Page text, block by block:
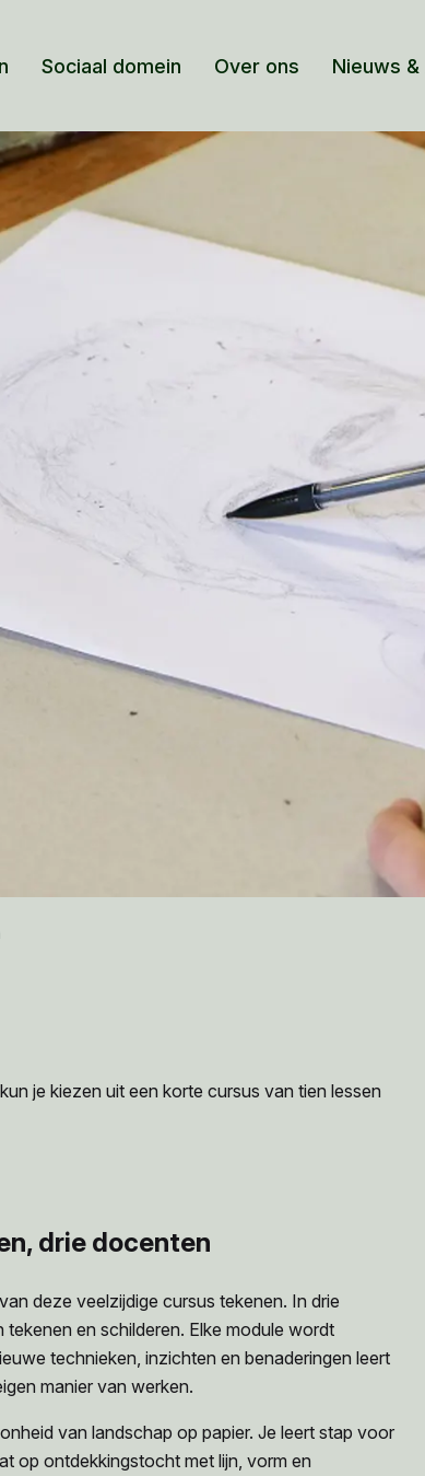
Sociaal domein Over ons Nieuws
je kiezen uit een korte cursus van tien lessen
drie docenten
deze veelzijdige cursus tekenen. In drie
en schilderen. Elke module wordt
technieken, inzichten en benaderingen leert
manier van werken.
van landschap op papier. Je leert stap voor
op ontdekkingstocht met lijn, vorm en